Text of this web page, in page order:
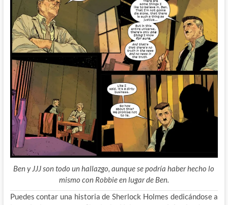
Ben y JJJ son todo un hallazgo, aunque se podría haber hecho lo
mismo con Robbie en lugar de Ben.
Puedes contar una historia de Sherlock Holmes dedicándose a